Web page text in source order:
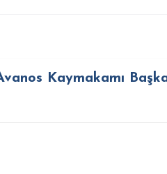
Kaymakamı